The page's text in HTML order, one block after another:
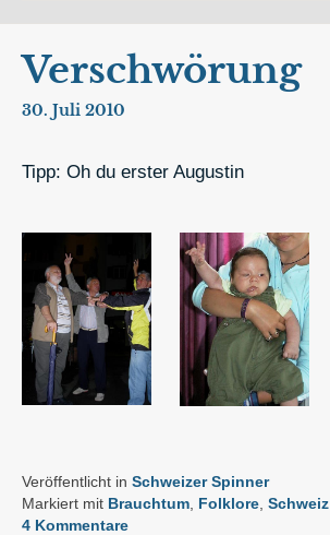
Verschwörung
30. Juli 2010
Tipp: Oh du erster Augustin
Veröffentlicht in Schweizer Spinner
Markiert mit Brauchtum Folklore Schweiz
4 Kommentare